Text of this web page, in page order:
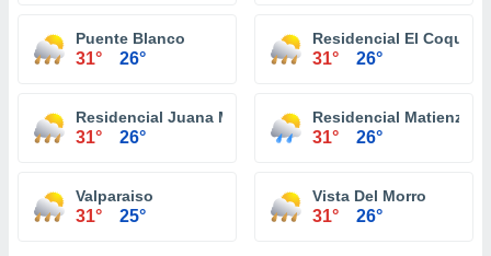
Puente Blanco
31° 26°
Residencial El Coqui
31° 26°
Residencial Juana Matos
31° 26°
Residencial Matienzo
31° 26°
Valparaiso
31° 25°
Vista Del Morro
31° 26°